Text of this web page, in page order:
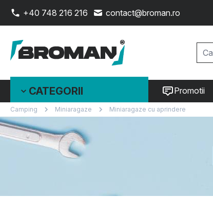
+40 748 216 216 contact@broman.ro
CATEGORII Promotii
Camping Miniaragaze Miniaragaze cu aprindere